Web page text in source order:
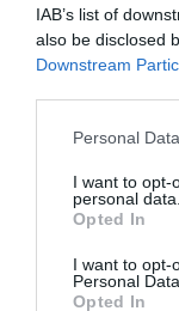
IAB’s list of
also be disclosed
Downstream
Personal
I want to opt-
personal data.
Opted In
I want to opt-
Personal Data.
Opted In